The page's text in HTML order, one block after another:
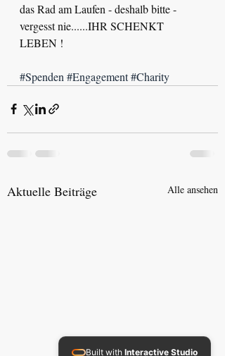
das Rad am Laufen - deshalb bitte -
vergesst nie......IHR SCHENKT
LEBEN !
#Spenden #Engagement#Charity
Aktuelle Beiträge Alle ansehen
Built with Interactive Studio